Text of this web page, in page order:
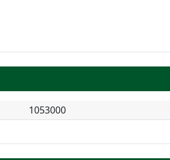
1053000